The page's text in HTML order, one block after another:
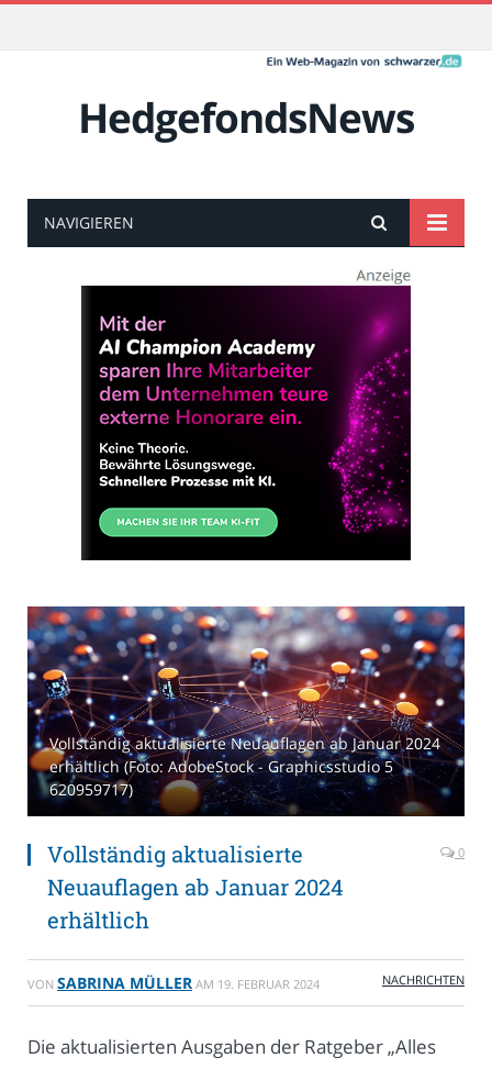
HedgefondsNews
NAVIGIEREN
Vollständig aktualisierte Neuauflagen ab Januar 2024
erhältlich (Foto: AdobeStock - Graphicsstudio 5
620959717)
Vollständig aktualisierte
Neuauflagen ab Januar 2024
erhältlich
0
VON SABRINA MÜLLER AM 19. FEBRUAR 2024 NACHRICHTEN
Die aktualisierten Ausgaben der Ratgeber „Alles